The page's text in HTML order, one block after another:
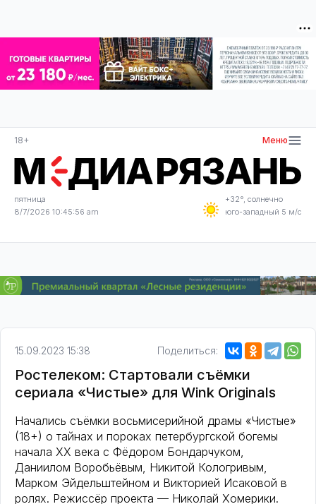
18+ Меню
пятница
8/7/2026 10:45:56 am
+32°, солнечно
юго-западный 5 м/с
15.09.2023 15:38 Поделиться:
Ростелеком: Стартовали съёмки
сериала «Чистые» для Wink Originals
Начались съёмки восьмисерийной драмы «Чистые»
(18+) о тайнах и пороках петербургской богемы
начала ХХ века с Фёдором Бондарчуком,
Даниилом Воробьёвым, Никитой Кологривым,
Марком Эйдельштейном и Викторией Исаковой в
ролях. Режиссёр проекта — Николай Хомерики.